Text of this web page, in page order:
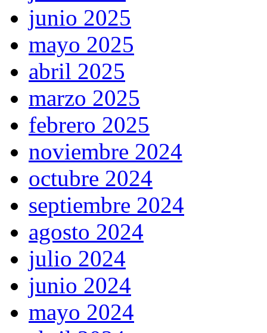
junio 2025
mayo 2025
abril 2025
marzo 2025
febrero 2025
noviembre 2024
octubre 2024
septiembre 2024
agosto 2024
julio 2024
junio 2024
mayo 2024